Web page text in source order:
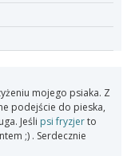
mojego psiaka. Z
podejście do pieska,
Jeśli psi fryzjerto
;) . Serdecznie